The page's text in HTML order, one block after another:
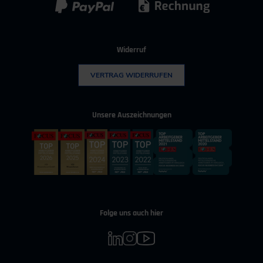
Widerruf
VERTRAG WIDERRUFEN
Unsere Auszeichnungen
Folge uns auch hier